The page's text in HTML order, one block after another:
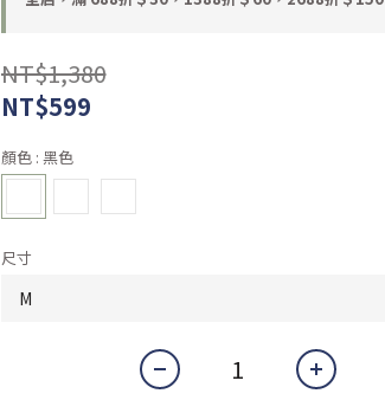
NT$1,380
NT$599
顏色 : 黑色
尺寸